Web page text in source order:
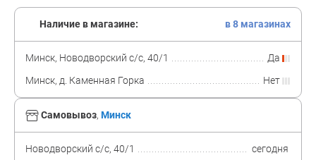
Самовывоз, Минск
Новодворский с/с, 40/1
сегодня
Наличие в магазине: в 8 магазинах
Минск, Новодворский с/с, 40/1
Да
Минск, д. Каменная Горка
Нет